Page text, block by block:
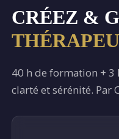
CRÉEZ &
40 h de formation + 3
clarté et sérénité. Par